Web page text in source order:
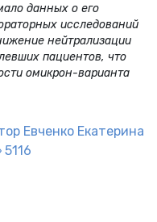
данных о его
исследований
нейтрализации
пациентов, что
омикрон-варианта
Евченко Екатерина
5116